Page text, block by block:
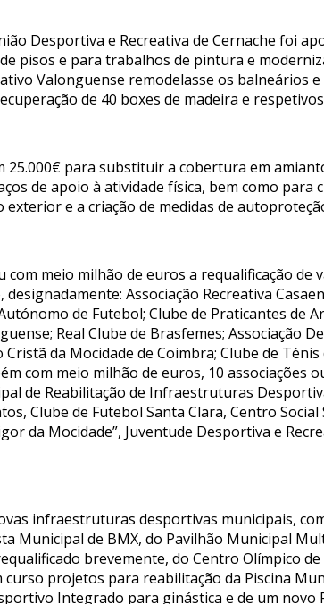
Desportiva e Recreativa de Cernache foi
pisos e para trabalhos de pintura e
Valonguense remodelasse os balneários
de 40 boxes de madeira e
25.000€ para substituir a cobertura em
de apoio à atividade física, bem como
e a criação de medidas de
com meio milhão de euros a requalificação
Associação Recreativa
de Futebol; Clube de Praticantes de
Real Clube de Brasfemes; Associação
da Mocidade de Coimbra; Clube de
com meio milhão de euros, 10 associações
de Reabilitação de Infraestruturas
Clube de Futebol Santa Clara, Centro Social
da Mocidade”, Juventude Desportiva e
infraestruturas desportivas municipais,
Municipal de BMX, do Pavilhão Municipal
brevemente, do Centro Olímpico
projetos para reabilitação da Piscina
Integrado para ginástica e de um novo